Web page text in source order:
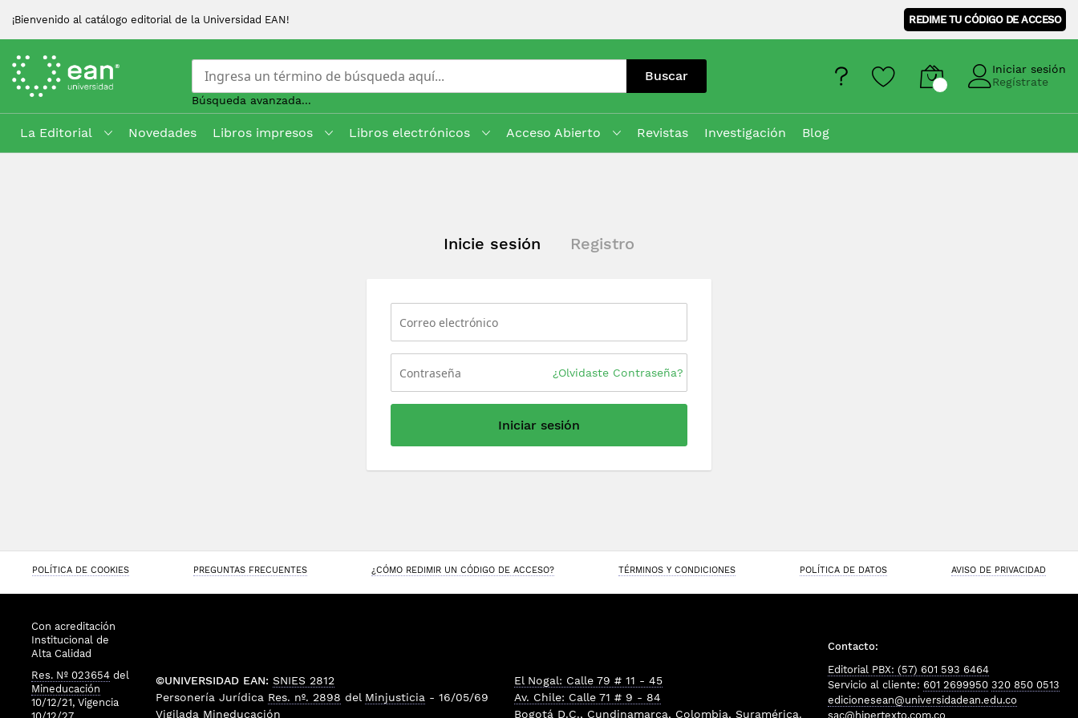
¡Bienvenido al catálogo editorial de la Universidad EAN! REDIME TU CÓDIGO DE ACCESO
Buscar
Búsqueda avanzada...
Iniciar sesión
Regístrate
La Editorial Novedades Libros impresos Libros electrónicos Acceso Abierto Revistas Investigación
Blog
Inicie sesión Registro
¿Olvidaste Contraseña?
Iniciar sesión
POLÍTICA DE COOKIES PREGUNTAS FRECUENTES ¿CÓMO REDIMIR UN CÓDIGO DE ACCESO? TÉRMINOS Y CONDICIONES POLÍTICA DE DATOS AVISO DE PRIVACIDAD
Con acreditación
Institucional de
Alta Calidad
Res. Nº 023654 del
Mineducación
10/12/21, Vigencia
©UNIVERSIDAD EAN: SNIES 2812
Personería Jurídica Res. nº. 2898 del Minjusticia - 16/05/69
Vigilada Mineducación
El Nogal: Calle 79 # 11 - 45
Av. Chile: Calle 71 # 9 - 84
Bogotá D.C., Cundinamarca, Colombia, Suramérica.
Contacto:
Editorial PBX: (57) 601 593 6464
Servicio al cliente: 601 2699950 320 850 0513
edicionesean@universidadean.edu.co
sac@hipertexto.com.co